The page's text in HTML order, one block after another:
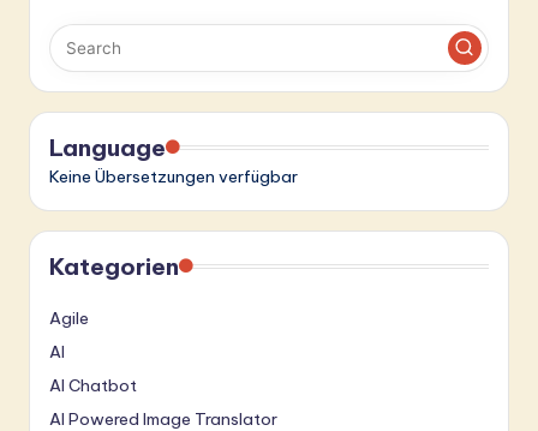
ti
o
nLanguage
Keine Übersetzungen verfügbar
Kategorien
Agile
AI
AI Chatbot
AI Powered Image Translator